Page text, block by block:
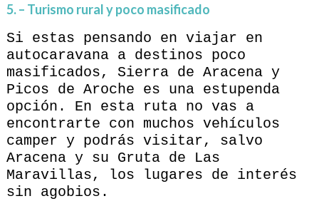
5. – Turismo rural y poco masificado
Si estas pensando en viajar en
autocaravana a destinos poco
masificados, Sierra de Aracena y
Picos de Aroche es una estupenda
opción. En esta ruta no vas a
encontrarte con muchos vehículos
camper y podrás visitar, salvo
Aracena y su Gruta de Las
Maravillas, los lugares de interés
sin agobios.